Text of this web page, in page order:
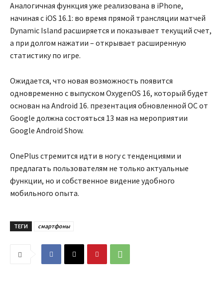
Аналогичная функция уже реализована в iPhone,
начиная с iOS 16.1: во время прямой трансляции матчей
Dynamic Island расширяется и показывает текущий счет,
а при долгом нажатии – открывает расширенную
статистику по игре.
Ожидается, что новая возможность появится
одновременно с выпуском OxygenOS 16, который будет
основан на Android 16. презентация обновленной ОС от
Google должна состояться 13 мая на мероприятии
Google Android Show.
OnePlus стремится идти в ногу с тенденциями и
предлагать пользователям не только актуальные
функции, но и собственное видение удобного
мобильного опыта.
ТЕГИ смартфоны